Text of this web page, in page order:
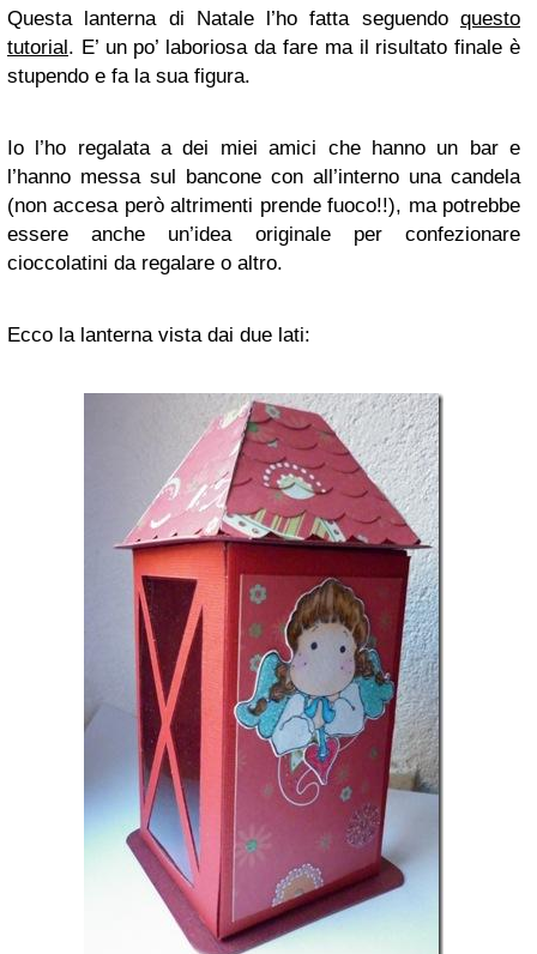
Questa lanterna di Natale l’ho fatta seguendo questo
tutorial. E’ un po’ laboriosa da fare ma il risultato finale è
stupendo e fa la sua figura.
Io l’ho regalata a dei miei amici che hanno un bar e
l’hanno messa sul bancone con all’interno una candela
(non accesa però altrimenti prende fuoco!!), ma potrebbe
essere anche un’idea originale per confezionare
cioccolatini da regalare o altro.
Ecco la lanterna vista dai due lati: